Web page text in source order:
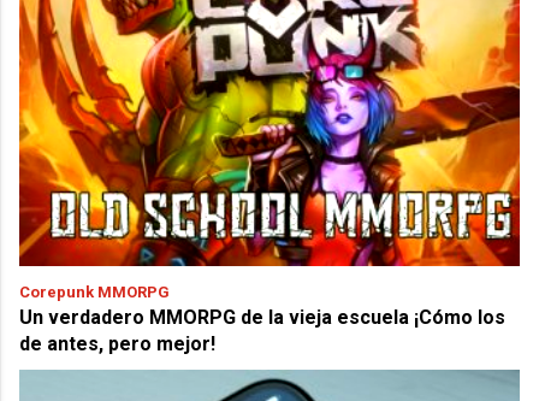
Corepunk MMORPG
Un verdadero MMORPG de la vieja escuela ¡Cómo los
de antes, pero mejor!